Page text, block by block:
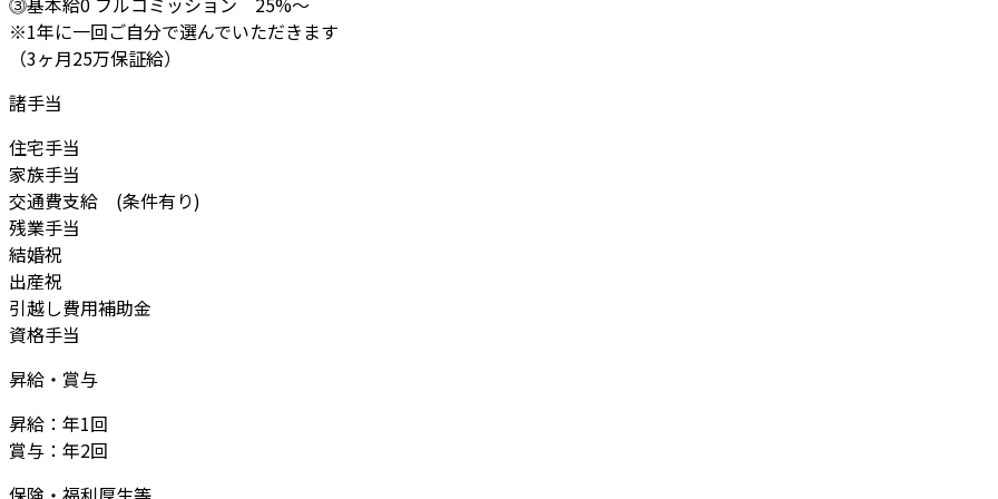
※1年に一回ご自分で選んでいただきます
（3ヶ月25万保証給）
諸手当
住宅手当
家族手当
交通費支給 (条件有り)
残業手当
結婚祝
出産祝
引越し費用補助金
資格手当
昇給・賞与
昇給：年1回
賞与：年2回